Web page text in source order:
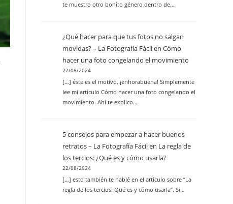
te muestro otro bonito género dentro de…
¿Qué hacer para que tus fotos no salgan
movidas? – La Fotografía FácilenCómo
hacer una foto congelando el movimiento
22/08/2024
[…] éste es el motivo, ¡enhorabuena! Simplemente
lee mi artículo Cómo hacer una foto congelando el
movimiento. Ahí te explico…
5 consejos para empezar a hacer buenos
retratos – La Fotografía Fácilen La regla de
los tercios: ¿Qué es y cómo usarla?
22/08/2024
[…] esto también te hablé en el artículo sobre “La
regla de los tercios: Qué es y cómo usarla”. Si…